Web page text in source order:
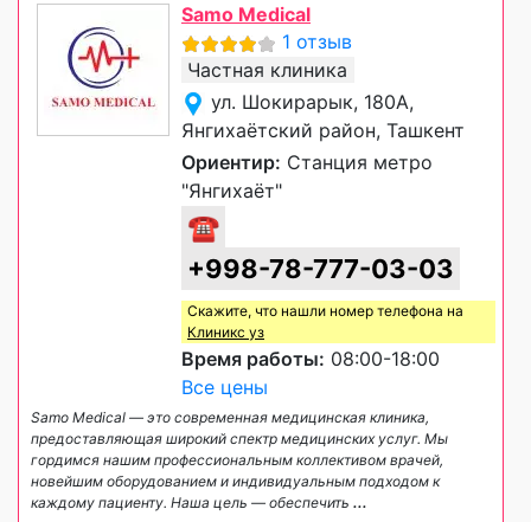
Samo Medical
1 отзыв
Частная клиника
ул. Шокирарык, 180А,
Янгихаётский район, Ташкент
Ориентир: Станция метро
"Янгихаёт"
☎
+998-78-777-03-03
Скажите, что нашли номер телефона на
Клиникс уз
Время работы: 08:00-18:00
Все цены
Samo Medical — это современная медицинская клиника,
предоставляющая широкий спектр медицинских услуг. Мы
гордимся нашим профессиональным коллективом врачей,
новейшим оборудованием и индивидуальным подходом к
каждому пациенту. Наша цель — обеспечить ...